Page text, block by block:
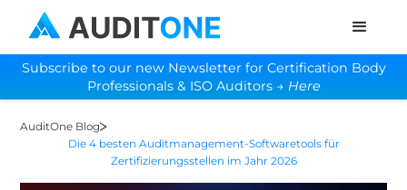
Subscribe to our new Newsletter for Certification Body
Professionals & ISO Auditors → Here
AuditOne Blog
Die 4 besten Auditmanagement-Softwaretools für
Zertifizierungsstellen im Jahr 2026